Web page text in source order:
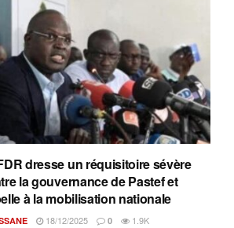
dresse un réquisitoire sévère
la gouvernance de Pastef et
à la mobilisation nationale
18/12/2025 0 1.9K